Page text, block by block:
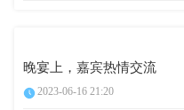
晚宴上，嘉宾热情交流
2023-06-16 21:20